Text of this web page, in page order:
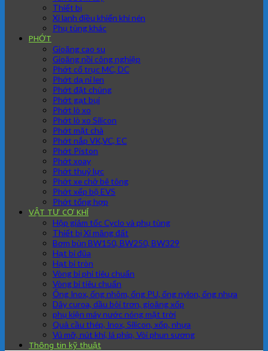
Thiết bị
Xi lanh điều khiển khí nén
Phụ tùng khác
PHỚT
Gioăng cao su
Gioăng nồi công nghiệp
Phớt cổ trục MC, DC
Phớt dạ nỉ len
Phớt đặt chủng
Phớt gạt bụi
Phớt lò xo
Phớt lò xo Silicon
Phớt mặt chà
Phớt nắp VK,VC, EC
Phớt Piston
Phớt xoay
Phớt thuỷ lực
Phớt xe chở bê tông
Phớt xếp bộ EVS
Phớt tổng hợp
VẬT TƯ CƠ KHÍ
Hộp giảm tốc Cyclo và phụ tùng
Thiết bị Xi măng đất
Bơm bùn BW150, BW250, BW329
Hạt bi đũa
Hạt bi tròn
Vòng bi phi tiêu chuẩn
Vòng bi tiêu chuẩn
Ống Inox, ống nhôm, ống PU, ống nylon, ống nhựa
Dây curoa, dầu bôi trơn, gioăng xốp
phụ kiện máy nước nóng mặt trời
Quả cầu thép, Inox, Silicon, xốp, nhựa
Vú mỡ, nút khí, lá phíp, Vòi phun sương
Thông tin kỹ thuật